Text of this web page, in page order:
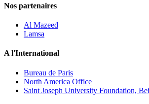
Nos partenaires
Al Mazeed
Lamsa
A l'International
Bureau de Paris
North America Office
Saint Joseph University Foundation,